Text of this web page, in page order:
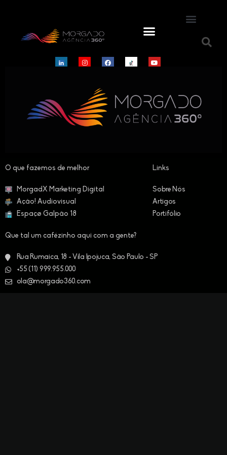
O que fazemos de melhor​
MorgadX Marketing Digital
Ação! Audiovisual
Espaçø Galpão 18
Links
Sobre Nós
Artigos
Portifólio
Que tal um cafézinho aqui com a gente?
Rua Rumaica, 18 - Vila Ipojuca, São Paulo - SP
+55 (11) 999.955.000
ola@morgado360.com